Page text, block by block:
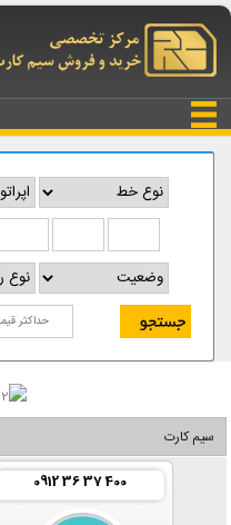
سیم کارت
0912 36 37 400